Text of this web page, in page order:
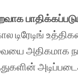
டிரேடிங்
அதிகமாக